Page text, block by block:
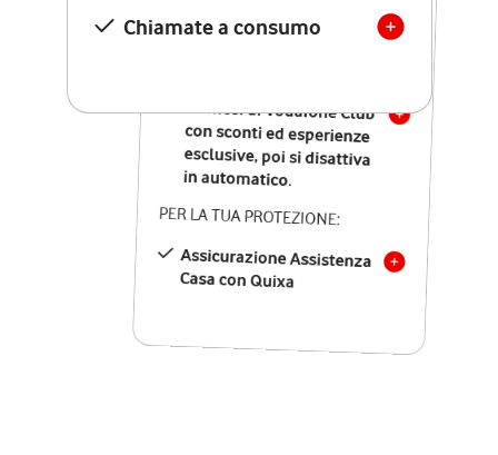
Chiamate a consumo
nazionali
12 mesi di Vodafone Club
con sconti ed esperienze
esclusive, poi si disattiva
in automatico.
PER LA TUA PROTEZIONE:
Assicurazione Assistenza
Casa con Quixa